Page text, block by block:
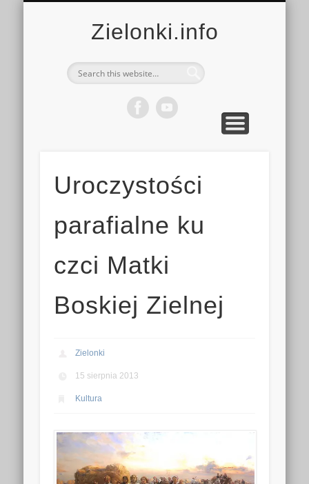
Zielonki.info
Uroczystości
parafialne ku
czci Matki
Boskiej Zielnej
Zielonki
15 sierpnia 2013
Kultura